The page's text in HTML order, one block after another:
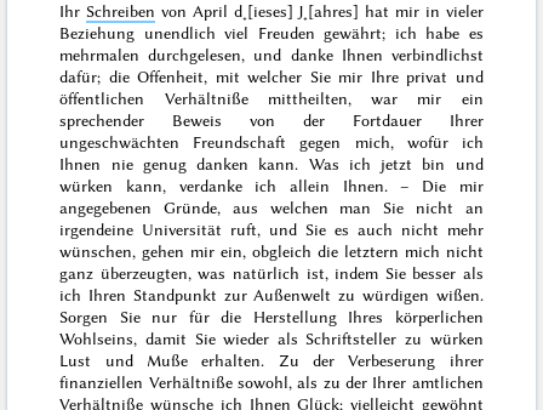
Ihr Schreiben von April d˖[ieses] J˖[ahres] hat mir in vieler
Beziehung unendlich viel Freuden gewährt; ich habe es
mehrmalen durchgelesen, und danke Ihnen verbindlichst
dafür; die Offenheit, mit welcher Sie mir Ihre privat und
öffentlichen Verhältniße mittheilten, war mir ein
sprechender Beweis von der Fortdauer Ihrer
ungeschwächten Freundschaft gegen mich, wofür ich
Ihnen nie genug danken kann. Was ich jetzt bin und
würken kann, verdanke ich allein Ihnen. – Die mir
angegebenen Gründe, aus welchen man Sie nicht an
irgendeine Universität ruft, und Sie es auch nicht mehr
wünschen, gehen mir ein, obgleich die letztern mich nicht
ganz überzeugten, was natürlich ist, indem Sie besser als
ich Ihren Standpunkt zur Außenwelt zu würdigen wißen.
Sorgen Sie nur für die Herstellung Ihres körperlichen
Wohlseins, damit Sie wieder als Schriftsteller zu würken
Lust und Muße erhalten. Zu der Verbeserung ihrer
finanziellen Verhältniße sowohl, als zu der Ihrer amtlichen
Verhältniße wünsche ich Ihnen Glück; vielleicht gewöhnt